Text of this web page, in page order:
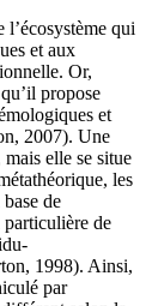
qui
et aux
Or,
propose
et
2007). Une
elle se situe
les
de
particulière de
1998). Ainsi,
par